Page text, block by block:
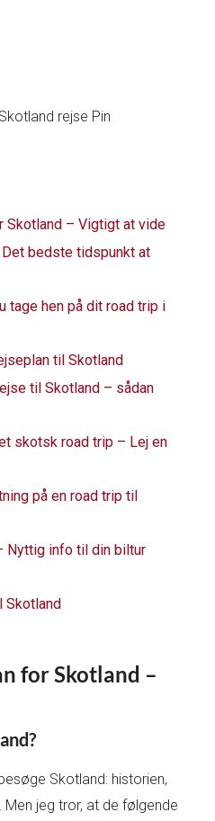
Skotland – Vigtigt at vide
Det bedste tidspunkt at
tage hen på dit road trip i
til Skotland
til Skotland – sådan
skotsk road trip – Lej en
på en road trip til
Nyttig info til din biltur
Skotland
for Skotland –
Skotland: historien,
jeg tror, at de følgende